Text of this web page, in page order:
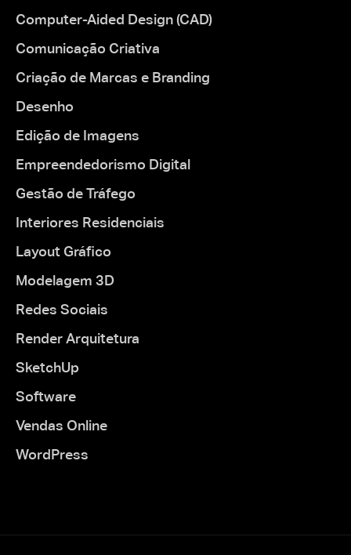
Computer-Aided Design (CAD)
Comunicação Criativa
Criação de Marcas e Branding
Desenho
Edição de Imagens
Empreendedorismo Digital
Gestão de Tráfego
Interiores Residenciais
Layout Gráfico
Modelagem 3D
Redes Sociais
Render Arquitetura
SketchUp
Software
Vendas Online
WordPress